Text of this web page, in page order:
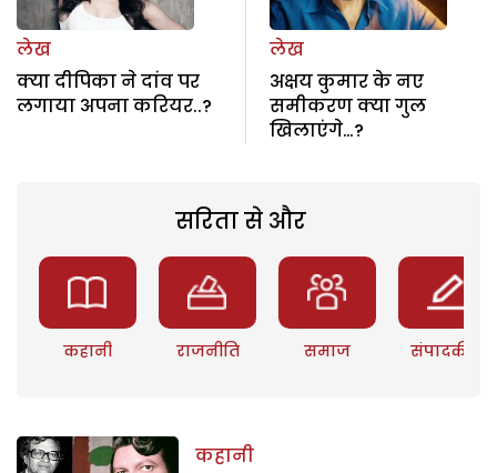
लेख
क्या दीपिका ने दांव पर
लगाया अपना करियर..?
लेख
अक्षय कुमार के नए
समीकरण क्या गुल
खिलाएंगे…?
सरिता से और
कहानी राजनीति समाज संपादकीय
कहानी